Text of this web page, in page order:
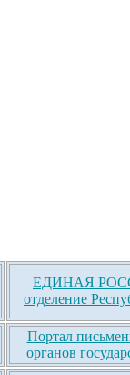
ЕДИНАЯ
отделение
Портал
органов